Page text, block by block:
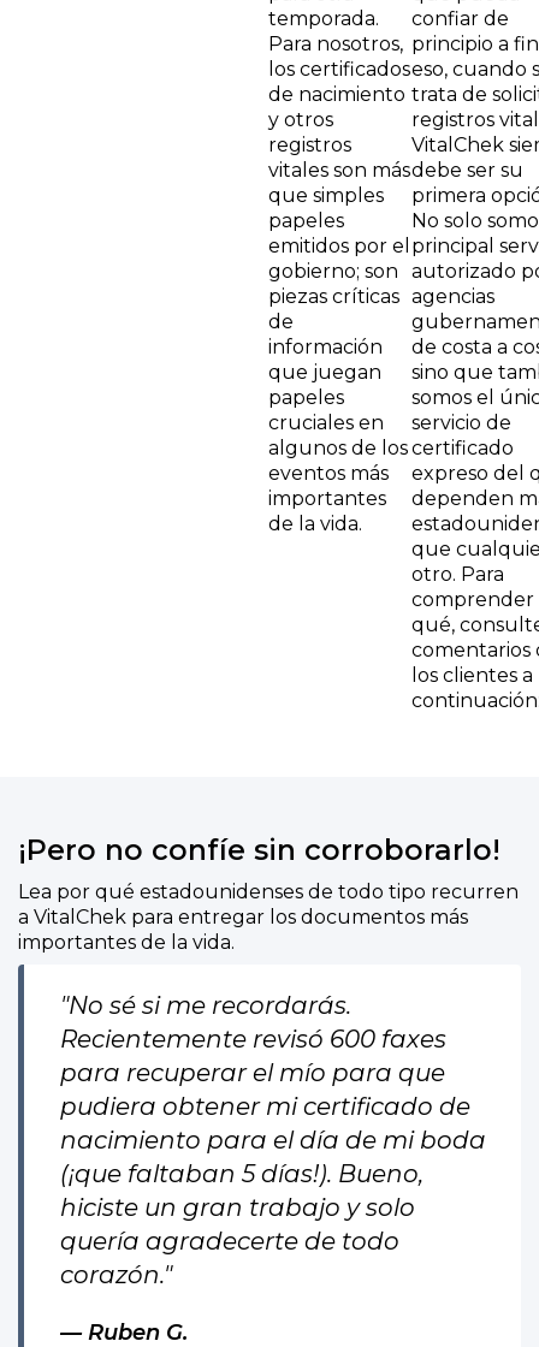
temporada.
Para nosotros,
los certificados
de nacimiento
y otros
registros
vitales son más
que simples
papeles
emitidos por el
gobierno; son
piezas críticas
de
información
que juegan
papeles
cruciales en
algunos de los
eventos más
importantes
de la vida.
confiar de
principio a
eso, cuando
trata de
registros
VitalChek
debe ser su
primera
No solo
principal
autorizado
agencias
de costa a
sino que
somos el
servicio de
certificado
expreso del
dependen
que
otro. Para
comprender
qué,
comentarios
los clientes a
¡Pero no confíe sin corroborarlo!
Lea por qué estadounidenses de todo tipo recurren
a VitalChek para entregar los documentos más
importantes de la vida.
"No sé si me recordarás.
Recientemente revisó 600 faxes
para recuperar el mío para que
pudiera obtener mi certificado de
nacimiento para el día de mi boda
(¡que faltaban 5 días!). Bueno,
hiciste un gran trabajo y solo
quería agradecerte de todo
corazón."
Ruben G.